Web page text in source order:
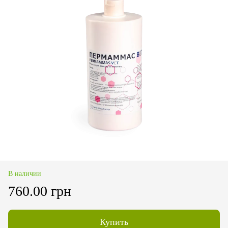
В наличии
760.00 грн
Купить